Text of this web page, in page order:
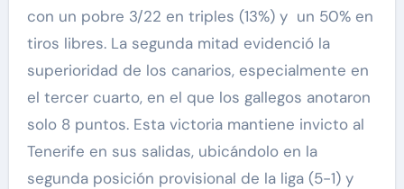
con un pobre 3/22 en triples (13%) y un 50% en
tiros libres. La segunda mitad evidenció la
superioridad de los canarios, especialmente en
el tercer cuarto, en el que los gallegos anotaron
solo 8 puntos. Esta victoria mantiene invicto al
Tenerife en sus salidas, ubicándolo en la
segunda posición provisional de la liga (5-1) y